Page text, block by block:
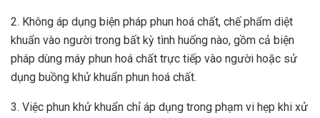
2. Không áp dụng biện pháp phun hoá chất, chế phẩm diệt
khuẩn vào người trong bất kỳ tình huống nào, gồm cả biện
pháp dùng máy phun hoá chất trực tiếp vào người hoặc sử
dụng buồng khử khuẩn phun hoá chất.
3. Việc phun khử khuẩn chỉ áp dụng trong phạm vi hẹp khi xử